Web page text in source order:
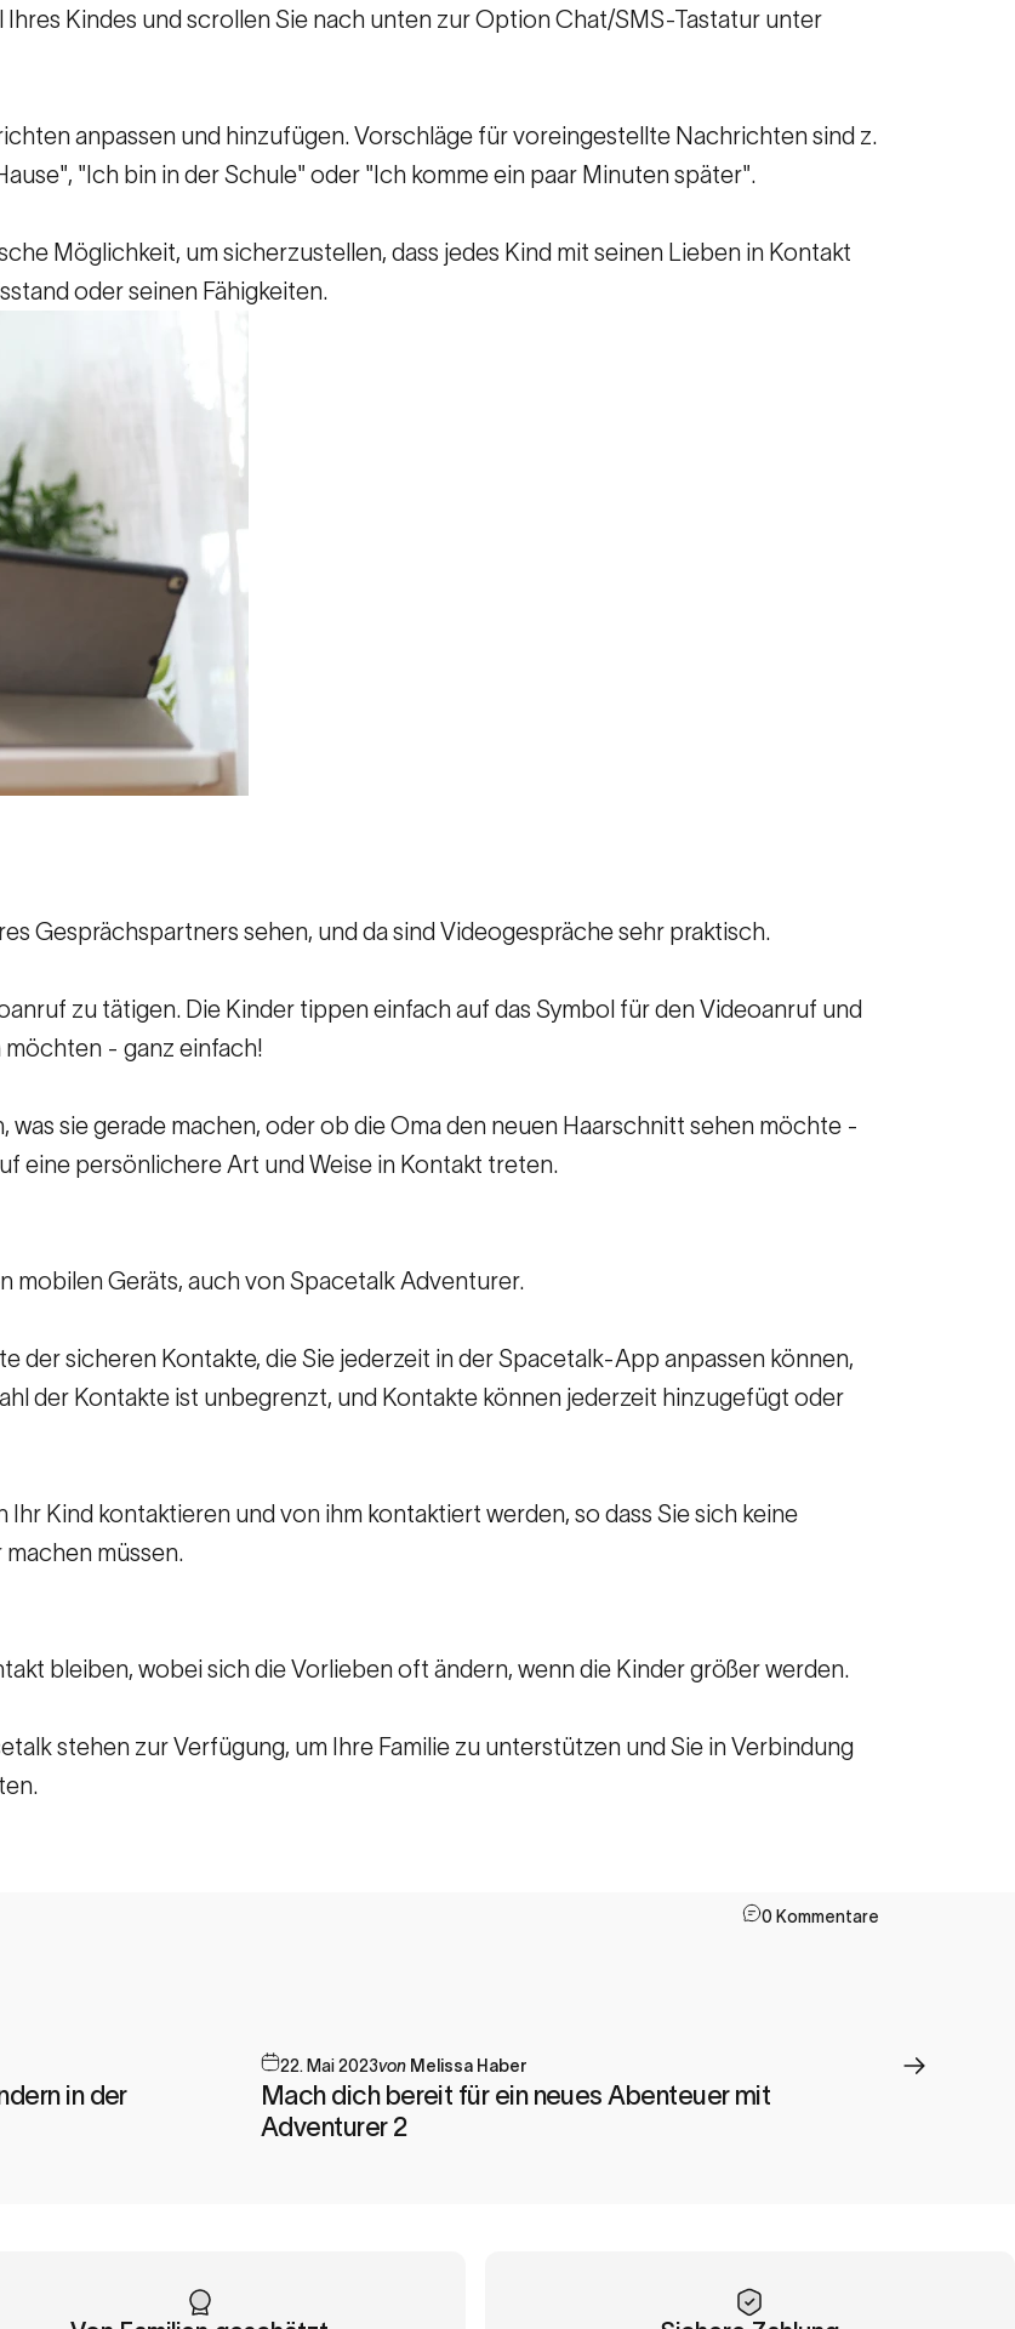
Kindes und scrollen Sie nach unten zur Option Chat/SMS-Tastatur unter
anpassen und hinzufügen. Vorschläge für voreingestellte Nachrichten sind z.
"Ich bin in der Schule" oder "Ich komme ein paar Minuten später".
Möglichkeit, um sicherzustellen, dass jedes Kind mit seinen Lieben in Kontakt
oder seinen Fähigkeiten.
Gesprächspartners sehen, und da sind Videogespräche sehr praktisch.
zu tätigen. Die Kinder tippen einfach auf das Symbol für den Videoanruf und
möchten - ganz einfach!
was sie gerade machen, oder ob die Oma den neuen Haarschnitt sehen möchte -
eine persönlichere Art und Weise in Kontakt treten.
mobilen Geräts, auch von Spacetalk Adventurer.
der sicheren Kontakte, die Sie jederzeit in der Spacetalk-App anpassen können,
der Kontakte ist unbegrenzt, und Kontakte können jederzeit hinzugefügt oder
Kind kontaktieren und von ihm kontaktiert werden, so dass Sie sich keine
müssen.
bleiben, wobei sich die Vorlieben oft ändern, wenn die Kinder größer werden.
stehen zur Verfügung, um Ihre Familie zu unterstützen und Sie in Verbindung
0 Kommentare
in der
22. Mai 2023von Melissa Haber
Mach dich bereit für ein neues Abenteuer mit
Adventurer 2